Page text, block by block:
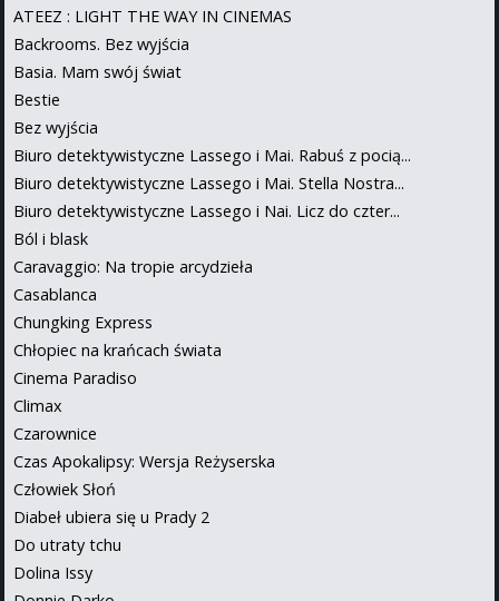
ATEEZ : LIGHT THE WAY IN CINEMAS
Backrooms. Bez wyjścia
Basia. Mam swój świat
Bestie
Bez wyjścia
Biuro detektywistyczne Lassego i Mai. Rabuś z pocią...
Biuro detektywistyczne Lassego i Mai. Stella Nostra...
Biuro detektywistyczne Lassego i Nai. Licz do czter...
Ból i blask
Caravaggio: Na tropie arcydzieła
Casablanca
Chungking Express
Chłopiec na krańcach świata
Cinema Paradiso
Climax
Czarownice
Czas Apokalipsy: Wersja Reżyserska
Człowiek Słoń
Diabeł ubiera się u Prady 2
Do utraty tchu
Dolina Issy